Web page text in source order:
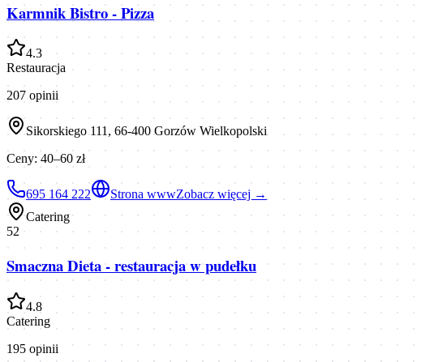
Karmnik Bistro - Pizza
4.3
Restauracja
207 opinii
Sikorskiego 111, 66-400 Gorzów Wielkopolski
Ceny: 40–60 zł
695 164 222 Strona wwwZobacz więcej →
Catering
52
Smaczna Dieta - restauracja w pudełku
4.8
Catering
195 opinii